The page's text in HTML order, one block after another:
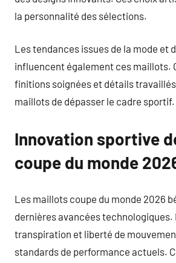
la personnalité des sélections.
Les tendances issues de la mode et
influencent également ces maillots.
finitions soignées et détails
maillots de dépasser le cadre sportif.
Innovation sportive
coupe du monde
Les maillots coupe du monde 2026
dernières avancées technologiques.
transpiration et liberté de
standards de performance actuels.